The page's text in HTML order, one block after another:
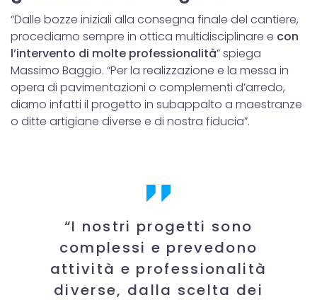
“Dalle bozze iniziali alla consegna finale del cantiere,
procediamo sempre in ottica multidisciplinare e con
l’intervento di molte professionalità” spiega
Massimo Baggio. “Per la realizzazione e la messa in
opera di pavimentazioni o complementi d’arredo,
diamo infatti il progetto in subappalto a maestranze
o ditte artigiane diverse e di nostra fiducia”.
“I nostri progetti sono
complessi e prevedono
attività e professionalità
diverse, dalla scelta dei